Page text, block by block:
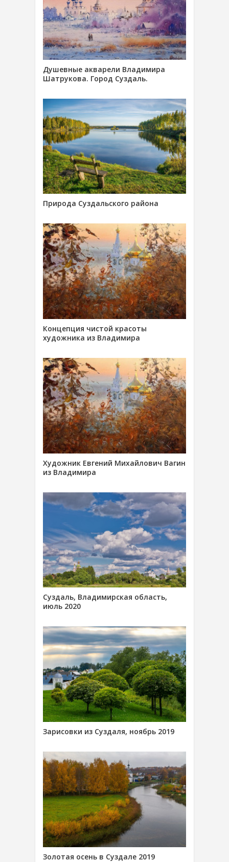
Душевные акварели Владимира
Шатрукова. Город Суздаль.
Природа Суздальского района
Концепция чистой красоты
художника из Владимира
Художник Евгений Михайлович Вагин
из Владимира
Суздаль, Владимирская область,
июль 2020
Зарисовки из Суздаля, ноябрь 2019
Золотая осень в Суздале 2019